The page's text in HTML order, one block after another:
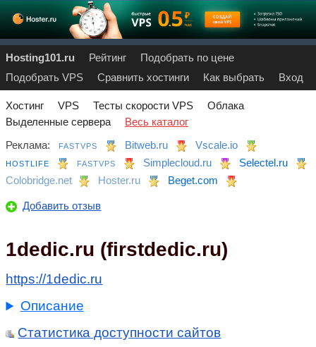
Hosting101.ru Рейтинг
Подобрать по цене
Подобрать VPS
Сравнить хостинги Как выбрать Вход
Хостинг VPS Тесты скорости VPS
Облака
Выделенные сервера
Весь каталог
Реклама:
FASTVPS Bitweb.ru Vscale.io
HOSTLIFE FASTVPS Simplecloud.ru
Selectel.ru
Colobridge.net
Hoster.ru Beget.com
Добавить отзыв
1dedic.ru (firstdedic.ru)
https://1dedic.ru
Описание
Статистика доступности сайтов